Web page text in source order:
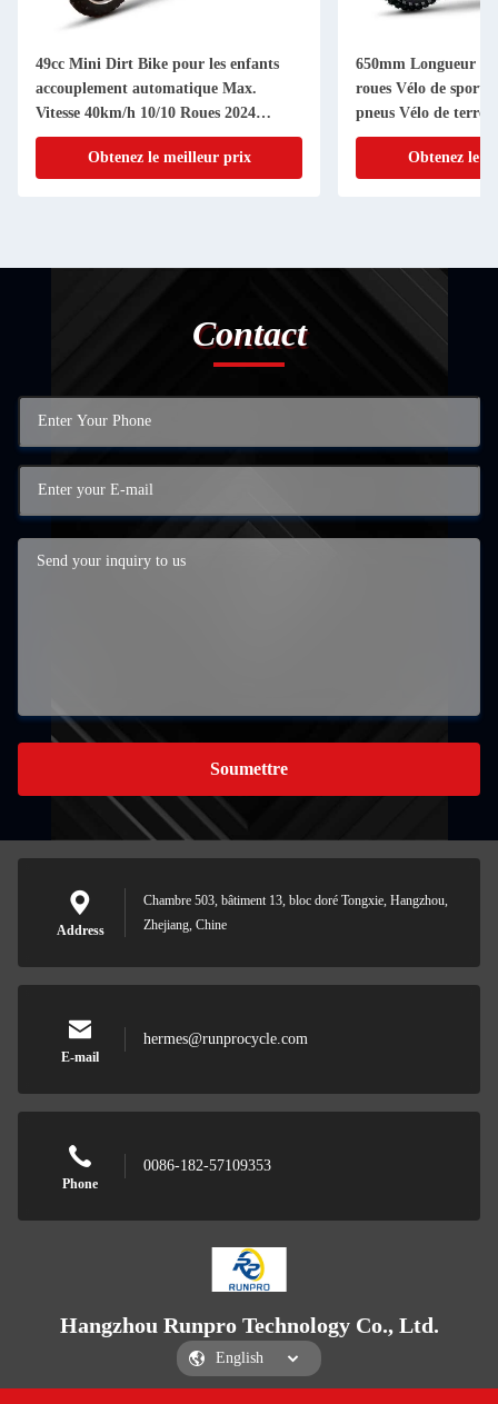
49cc Mini Dirt Bike pour les enfants
accouplement automatique Max.
Vitesse 40km/h 10/10 Roues 2024
modèle
Obtenez le meilleur prix
650mm Longueur
roues Vélo de sport
pneus Vélo de terre
Obtenez le
Contact
Soumettre
Address
Chambre 503, bâtiment 13, bloc doré Tongxie, Hangzhou,
Zhejiang, Chine
E-mail
hermes@runprocycle.com
Phone
0086-182-57109353
Hangzhou Runpro Technology Co., Ltd.